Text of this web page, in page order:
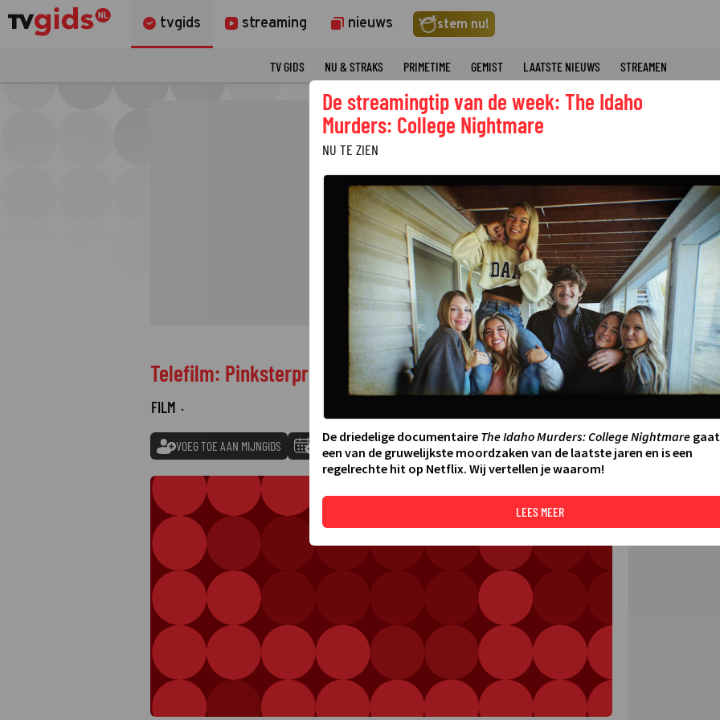
tvgids streaming nieuws stem nu!
TV GIDS NU & STRAKS PRIMETIME GEMIST LAATSTE NIEUWS STREAMEN
Telefilm: Pinksterprins
FILM ·
VOEG TOE AAN MIJNGIDS TOEVOEGEN AAN AGENDA DELEN
FILMS
DE
De streamingtip van de week: The Idaho
Murders: College Nightmare
NU TE ZIEN
De driedelige documentaire The Idaho Murders: College Nightmaregaat
een van de gruwelijkste moordzaken van de laatste jaren en is een
regelrechte hit op Netflix. Wij vertellen je waarom!
LEES MEER